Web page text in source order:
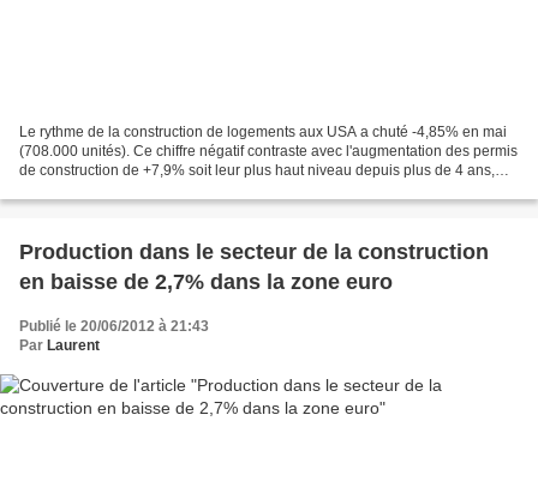
Le rythme de la construction de logements aux USA a chuté -4,85% en mai
(708.000 unités). Ce chiffre négatif contraste avec l'augmentation des permis
de construction de +7,9% soit leur plus haut niveau depuis plus de 4 ans,
Production dans le secteur de la construction
en baisse de 2,7% dans la zone euro
Publié le 20/06/2012 à 21:43
Par Laurent